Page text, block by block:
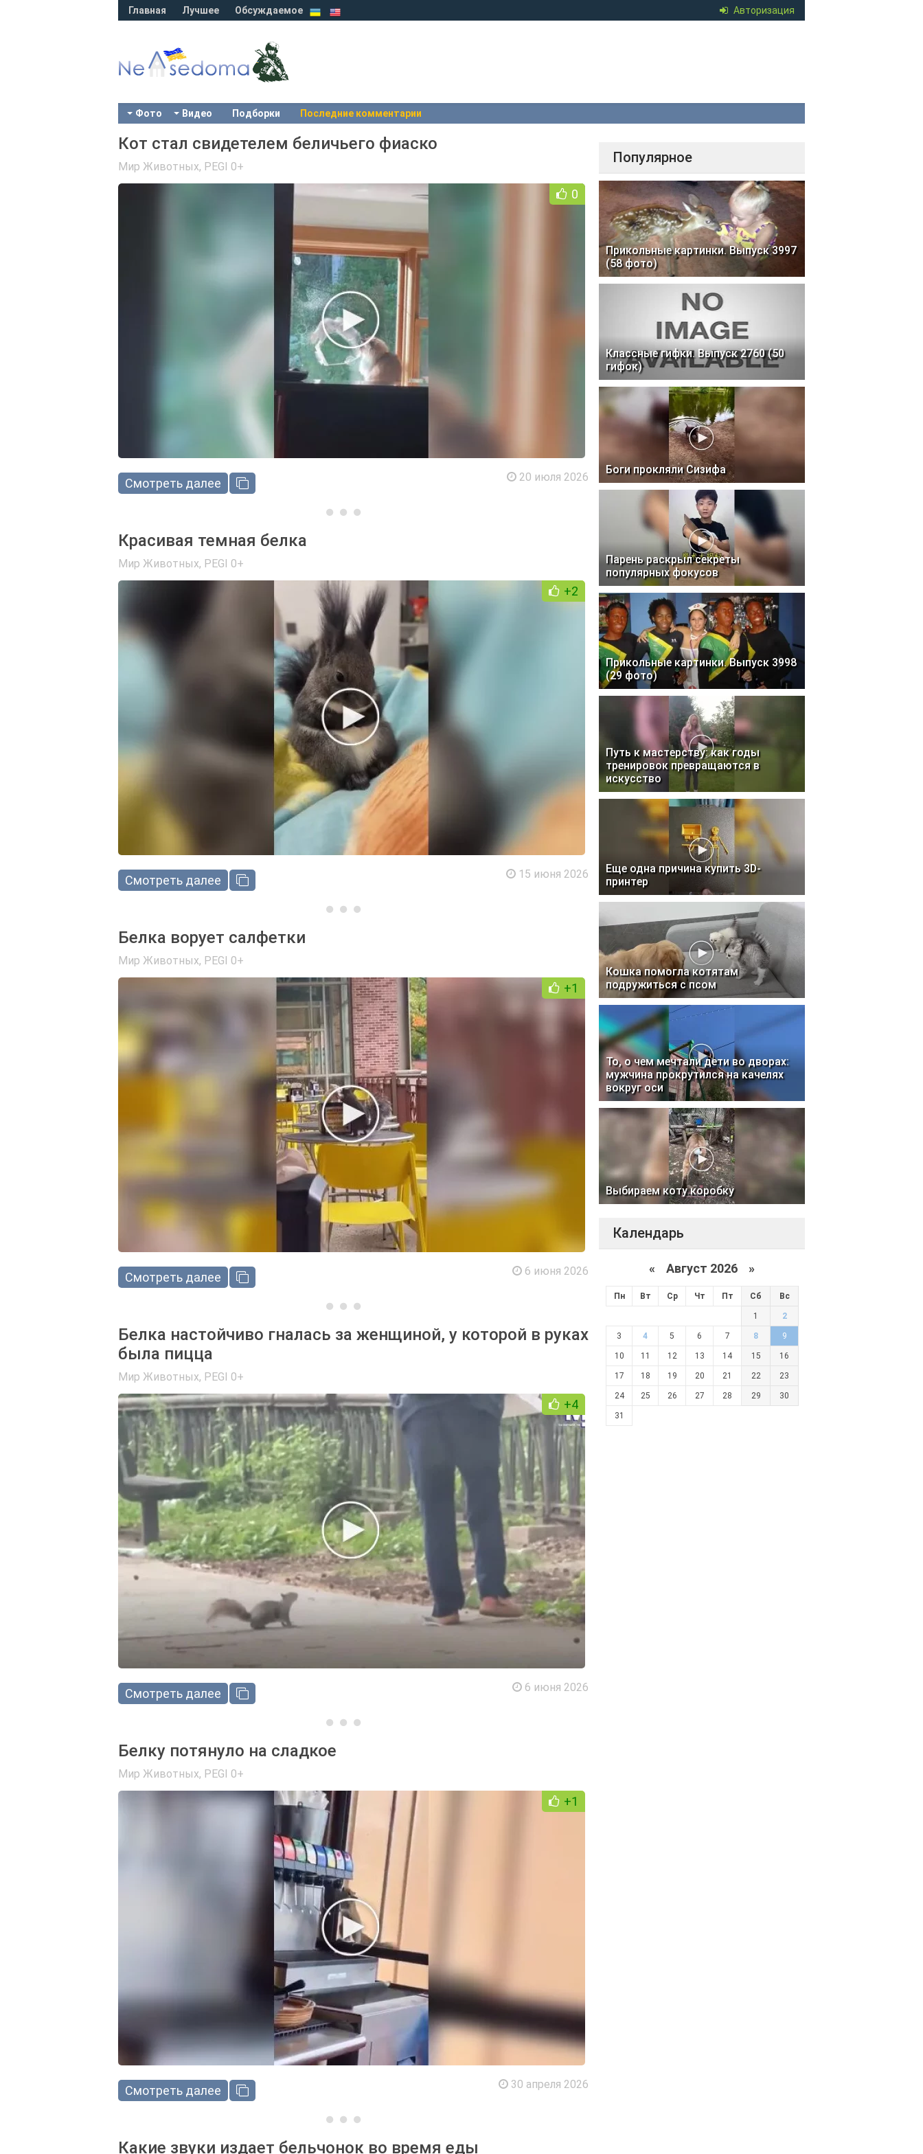
Авторизация
Главная Лучшее Обсуждаемое
Фото Видео Подборки Последние комментарии
Кот стал свидетелем беличьего фиаско
Мир Животных, PEGI 0+
0
Смотреть далее 20 июля 2026
Красивая темная белка
Мир Животных, PEGI 0+
+2
Смотреть далее 15 июня 2026
Белка ворует салфетки
Мир Животных, PEGI 0+
+1
Смотреть далее 6 июня 2026
Белка настойчиво гналась за женщиной, у которой в руках
была пицца
Мир Животных, PEGI 0+
+4
Смотреть далее 6 июня 2026
Белку потянуло на сладкое
Мир Животных, PEGI 0+
+1
Смотреть далее 30 апреля 2026
Какие звуки издает бельчонок во время еды
Популярное
Прикольные картинки. Выпуск 3997
(58 фото)
Классные гифки. Выпуск 2760 (50
гифок)
Боги прокляли Сизифа
Парень раскрыл секреты
популярных фокусов
Прикольные картинки. Выпуск 3998
(29 фото)
Путь к мастерству: как годы
тренировок превращаются в
искусство
Еще одна причина купить 3D-
принтер
Кошка помогла котятам
подружиться с псом
То, о чем мечтали дети во дворах:
мужчина прокрутился на качелях
вокруг оси
Выбираем коту коробку
Календарь
« Август 2026 »
Пн Вт Ср Чт Пт Сб Вс
1 2
3 4 5 6 7 8 9
10 11 12 13 14 15 16
17 18 19 20 21 22 23
24 25 26 27 28 29 30
31